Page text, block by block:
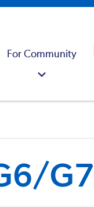
For Community
G7